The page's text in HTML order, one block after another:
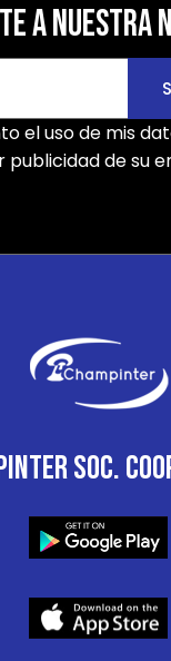
A NUESTRA
el uso de mis
publicidad de su
SOC.